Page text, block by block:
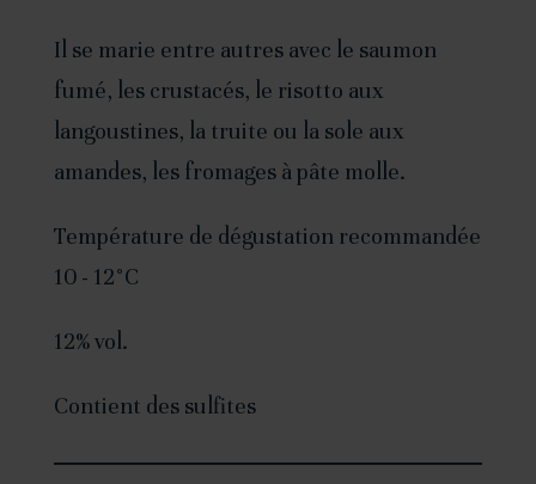
Il se marie entre autres avec le saumon
fumé, les crustacés, le risotto aux
langoustines, la truite ou la sole aux
amandes, les fromages à pâte molle.
Température de dégustation recommandée
10 - 12°C
12% vol.
Contient des sulfites